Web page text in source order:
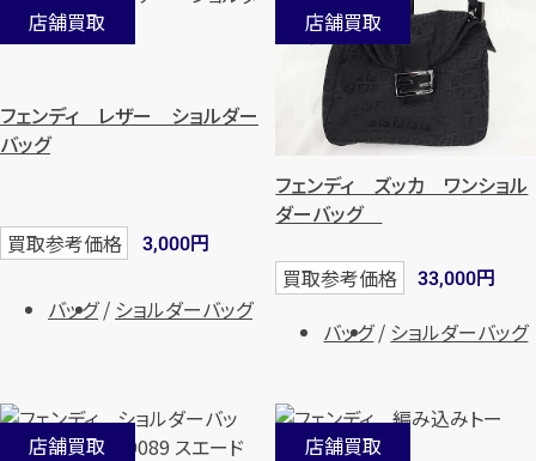
店舗買取
フェンディ レザー ショルダー
バッグ
買取参考価格 3,000円
バッグ ショルダーバッグ
店舗買取
フェンディ ズッカ ワンショル
ダーバッグ
買取参考価格 33,000円
バッグ
ショルダーバッグ
店舗買取 店舗買取